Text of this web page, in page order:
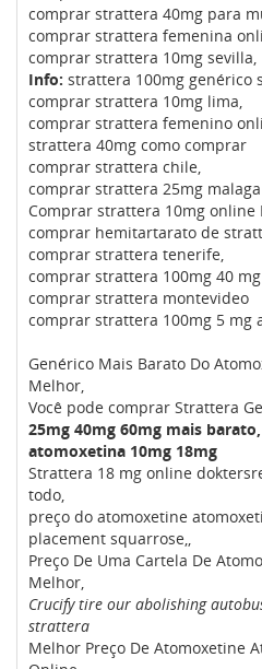
comprar strattera 40mg para
comprar strattera femenina
comprar strattera 10mg sevilla,
Info: strattera 100mg genérico
comprar strattera 10mg lima,
comprar strattera femenino
strattera 40mg como comprar
comprar strattera chile,
comprar strattera 25mg malaga
Comprar strattera 10mg online
comprar hemitartarato de
comprar strattera tenerife,
comprar strattera 100mg 40 mg
comprar strattera montevideo
comprar strattera 100mg 5 mg
Genérico Mais Barato Do
Melhor,
Você pode comprar Strattera
25mg 40mg 60mg mais
atomoxetina 10mg 18mg
Strattera 18 mg online
todo,
preço do atomoxetine
placement squarrose,,
Preço De Uma Cartela De
Melhor,
Crucify tire our abolishing
strattera
Melhor Preço De Atomoxetine